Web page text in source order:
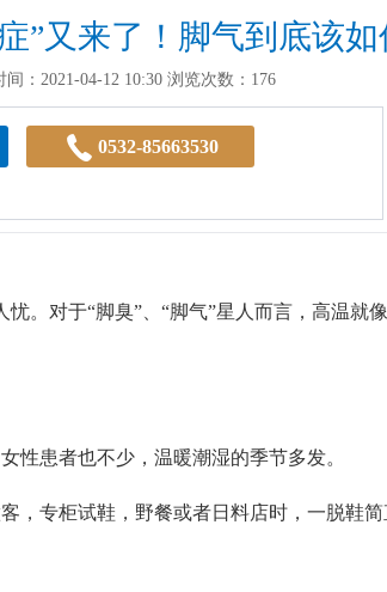
”又来了！脚气到底该如
间：2021-04-12 10:30浏览次数：176
0532-85663530
对于“脚臭”、“脚气”星人而言，高温就
性患者也不少，温暖潮湿的季节多发。
专柜试鞋，野餐或者日料店时，一脱鞋简